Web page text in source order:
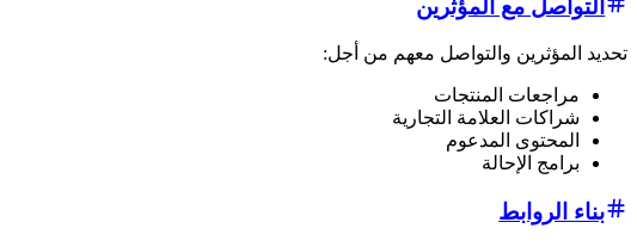
التواصل مع المؤثرين
تحديد المؤثرين والتواصل معهم من أجل:
مراجعات المنتجات
شراكات العلامة التجارية
المحتوى المدعوم
برامج الإحالة
بناء الروابط